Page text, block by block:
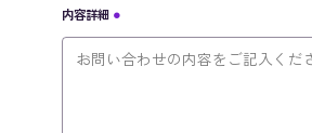
内容詳細